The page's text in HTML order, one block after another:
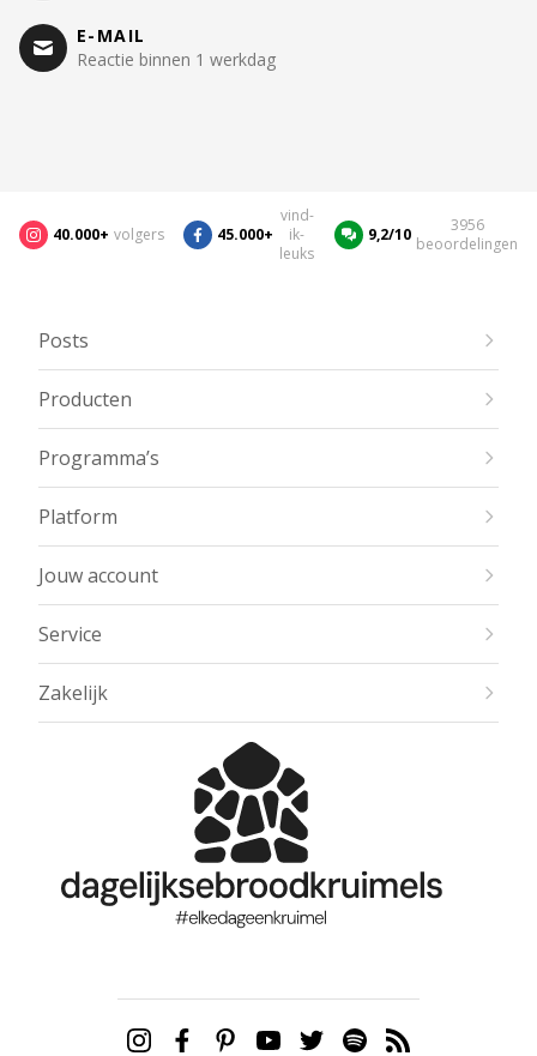
E-MAIL
Reactie binnen 1 werkdag
40.000+ volgers 45.000+
vind-
ik-
leuks
9,2/10
3956
beoordelingen
Posts
Producten
Programma’s
Platform
Jouw account
Service
Zakelijk